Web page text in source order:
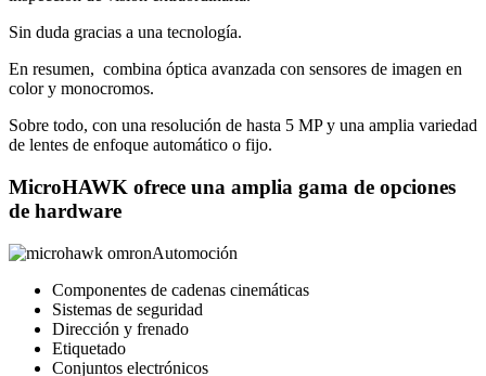
Sin duda gracias a una tecnología.
En resumen, combina óptica avanzada con sensores de imagen en
color y monocromos.
Sobre todo, con una resolución de hasta 5 MP y una amplia variedad
de lentes de enfoque automático o fijo.
MicroHAWK ofrece una amplia gama de opciones
de hardware
Automoción
Componentes de cadenas cinemáticas
Sistemas de seguridad
Dirección y frenado
Etiquetado
Conjuntos electrónicos